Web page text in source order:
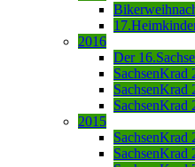
2016
Der
SachsenKrad
SachsenKrad
SachsenKrad
2015
SachsenKrad
SachsenKrad